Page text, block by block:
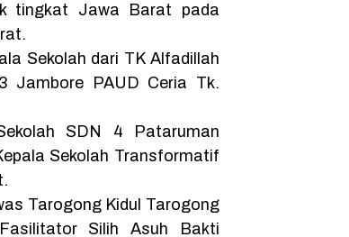
tingkat Jawa Barat pada
Sekolah dari TK Alfadillah
Jambore PAUD Ceria Tk.
SDN 4 Pataruman
Sekolah Transformatif
Tarogong Kidul Tarogong
Silih Asuh Bakti